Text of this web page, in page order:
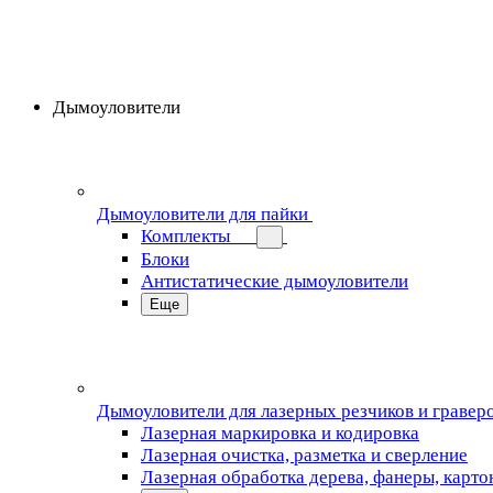
Дымоуловители
Дымоуловители для пайки
Комплекты
Блоки
Антистатические дымоуловители
Еще
Дымоуловители для лазерных резчиков и
Лазерная маркировка и кодировка
Лазерная очистка, разметка и сверление
Лазерная обработка дерева, фанеры,